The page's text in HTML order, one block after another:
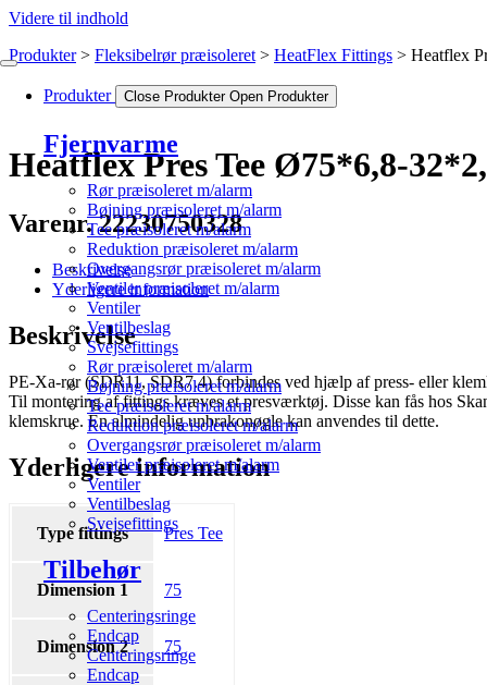
Videre til indhold
Produkter Close Produkter Open Produkter
Fjernvarme
Rør præisoleret m/alarm
Bøjning præisoleret m/alarm
Tee præisoleret m/alarm
Reduktion præisoleret m/alarm
Overgangsrør præisoleret m/alarm
Ventiler præisoleret m/alarm
Ventiler
Ventilbeslag
Svejsefittings
Rør præisoleret m/alarm
Bøjning præisoleret m/alarm
Tee præisoleret m/alarm
Reduktion præisoleret m/alarm
Overgangsrør præisoleret m/alarm
Ventiler præisoleret m/alarm
Ventiler
Ventilbeslag
Svejsefittings
Tilbehør
Centeringsringe
Endcap
Centeringsringe
Endcap
Produkter Fleksibelrør præisoleret HeatFlex Fittings Heatflex
Heatflex Pres Tee Ø75*6,8-
Varenr. 22230750328
Beskrivelse
Yderligere information
Beskrivelse
PE-Xa-rør (SDR11, SDR7.4) forbindes ved hjælp af press- eller
Til montering af fittings kræves et presværktøj. Disse kan fås hos
klemskrue. En almindelig unbrakonøgle kan anvendes til dette.
Yderligere information
Type fittings Pres Tee
Dimension 1 75
Dimension 2 75